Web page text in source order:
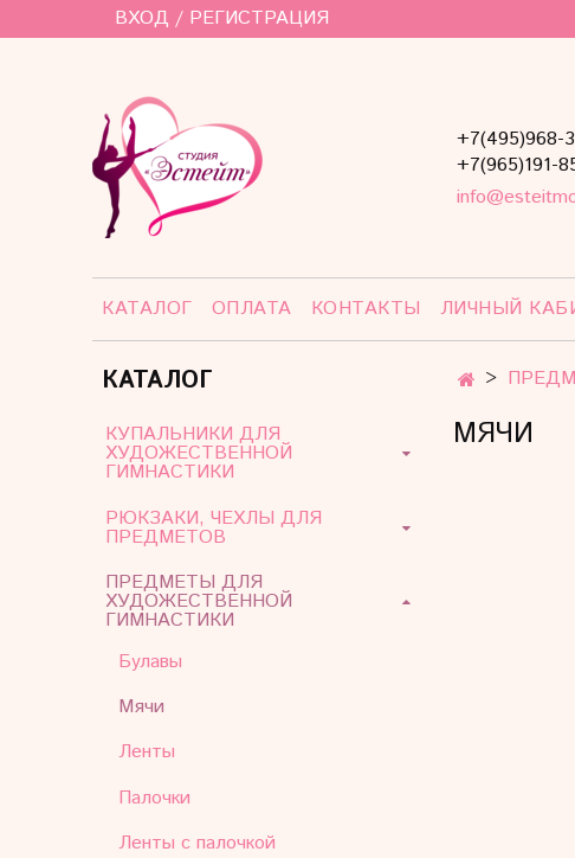
ВХОД / РЕГИСТРАЦИЯ
+7(495)968-
+7(965)191-
КАТАЛОГ ОПЛАТА КОНТАКТЫ ЛИЧНЫЙ
МЯЧИ
КАТАЛОГ
КУПАЛЬНИКИ ДЛЯ
ХУДОЖЕСТВЕННОЙ
ГИМНАСТИКИ
РЮКЗАКИ, ЧЕХЛЫ ДЛЯ
ПРЕДМЕТОВ
ПРЕДМЕТЫ ДЛЯ
ХУДОЖЕСТВЕННОЙ
ГИМНАСТИКИ
Булавы
Мячи
Ленты
Палочки
Ленты с палочкой